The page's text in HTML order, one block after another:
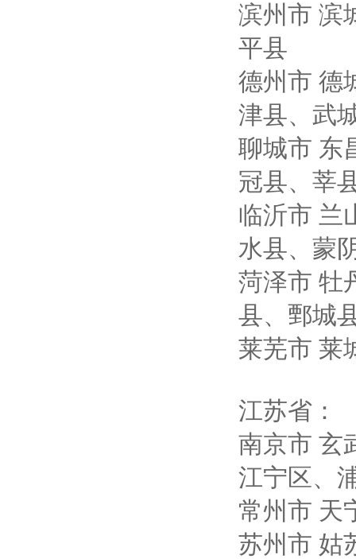
滨州市 滨
平县
德州市 德
津县、武
聊城市 东
冠县、莘
临沂市 兰
水县、蒙
菏泽市 牡
县、鄄城
莱芜市 莱
江苏省：
南京市 玄
江宁区、
常州市 天
苏州市 姑